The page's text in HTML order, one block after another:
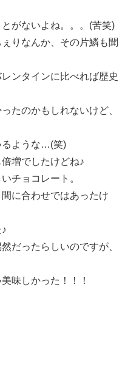
がないよね。。。(苦笑)
りなんか、その片鱗も聞
ンタインに比べれば歴史
たのかもしれないけど、
るような…(笑)
増でしたけどね♪
チョコレート。
に合わせではあったけ
♪
だったらしいのですが、
味しかった！！！